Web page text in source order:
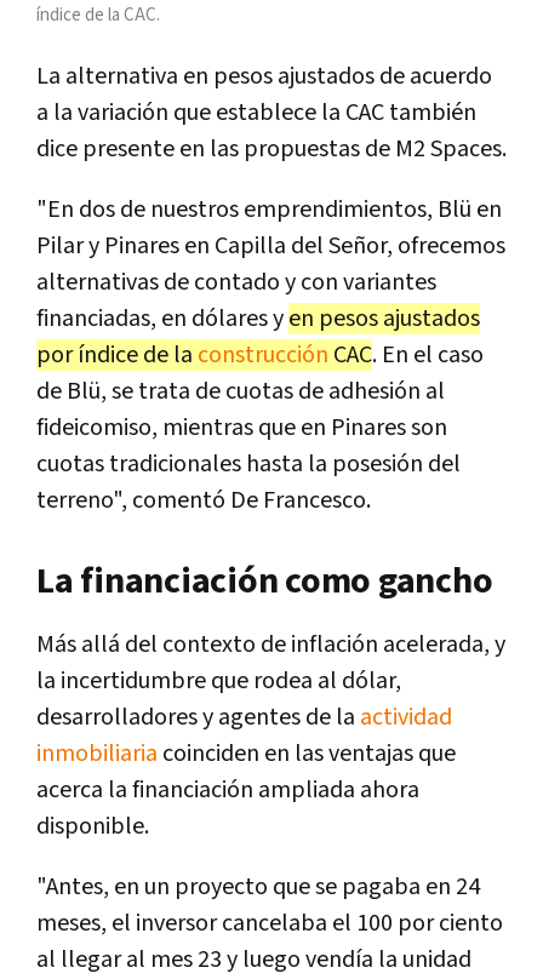
índice de la CAC.
La alternativa en pesos ajustados de acuerdo
a la variación que establece la CAC también
dice presente en las propuestas de M2 Spaces.
"En dos de nuestros emprendimientos, Blü en
Pilar y Pinares en Capilla del Señor, ofrecemos
alternativas de contado y con variantes
financiadas, en dólares yen pesos ajustados
por índice de la construcción CAC. En el caso
de Blü, se trata de cuotas de adhesión al
fideicomiso, mientras que en Pinares son
cuotas tradicionales hasta la posesión del
terreno", comentó De Francesco.
La financiación como gancho
Más allá del contexto de inflación acelerada, y
la incertidumbre que rodea al dólar,
desarrolladores y agentes de la actividad
inmobiliaria coinciden en las ventajas que
acerca la financiación ampliada ahora
disponible.
"Antes, en un proyecto que se pagaba en 24
meses, el inversor cancelaba el 100 por ciento
al llegar al mes 23 y luego vendía la unidad